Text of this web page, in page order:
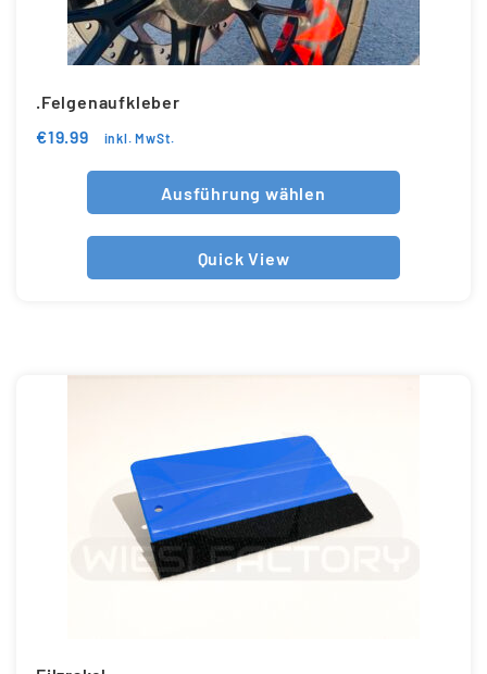
.Felgenaufkleber
€19.99 inkl. MwSt.
Ausführung wählen
Quick View